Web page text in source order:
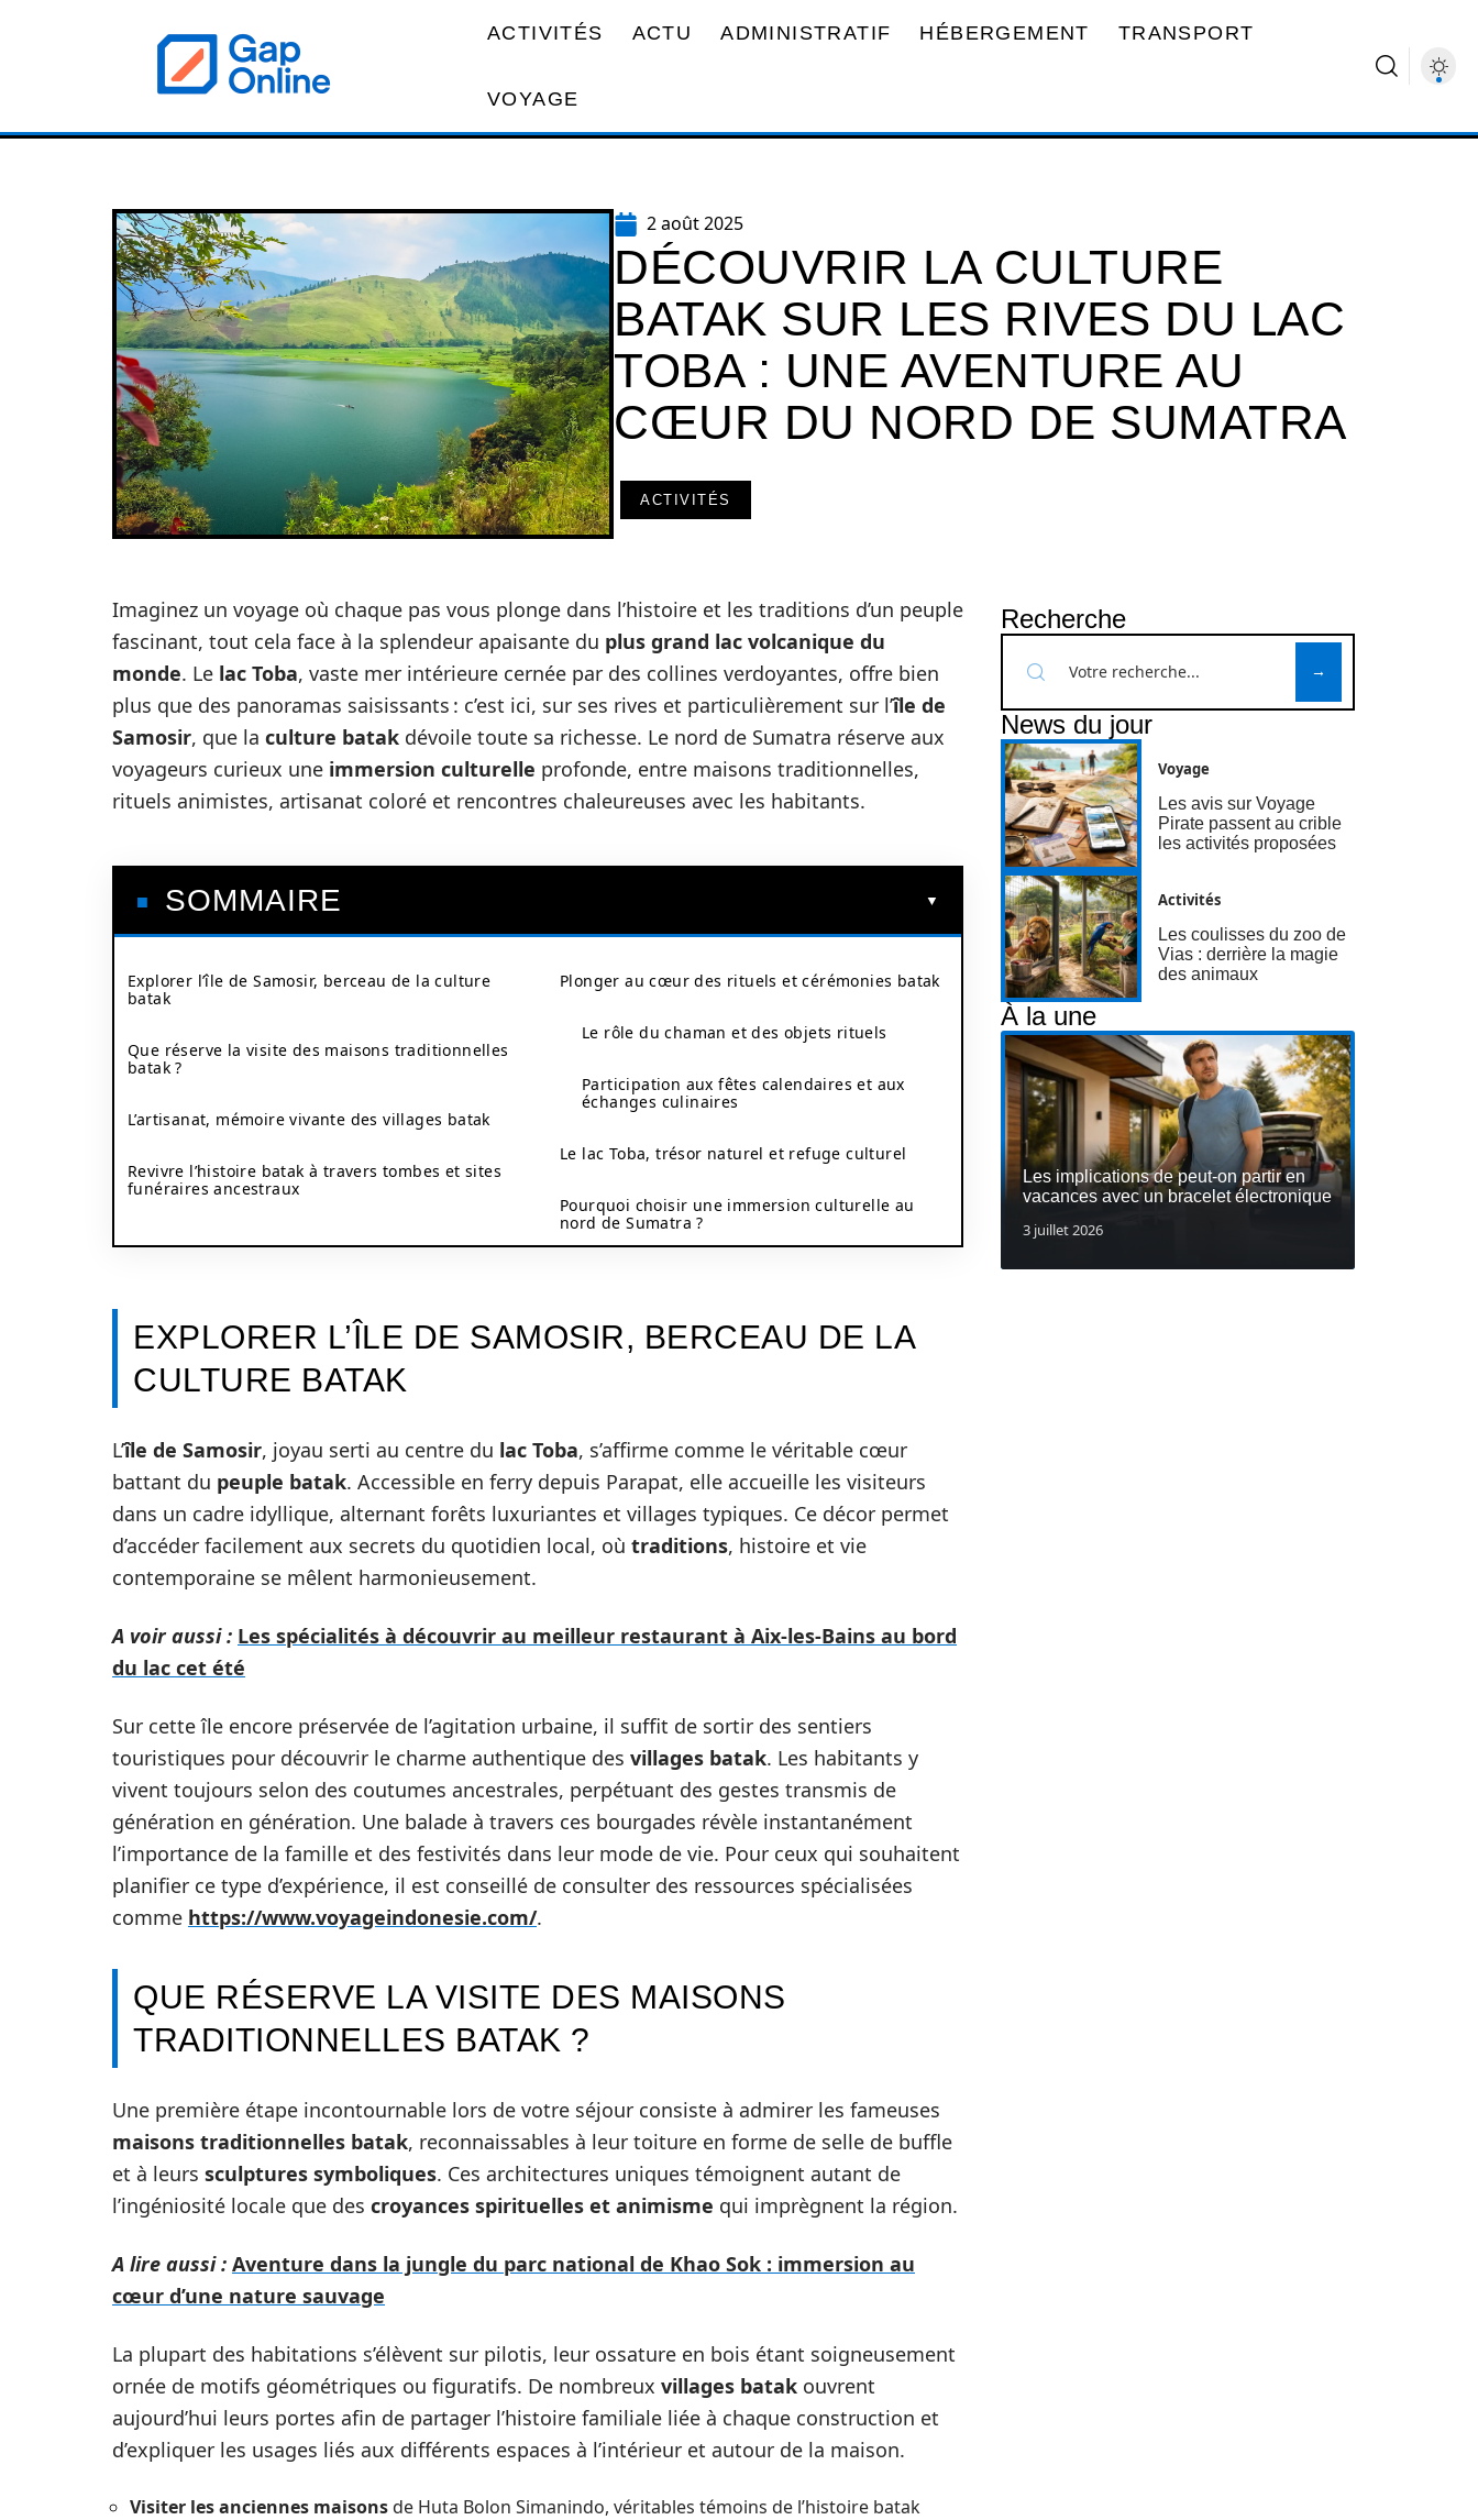
ACTIVITÉS ACTU ADMINISTRATIF HÉBERGEMENT TRANSPORT
VOYAGE
2 août 2025
DÉCOUVRIR LA CULTURE
BATAK SUR LES RIVES DU LAC
TOBA : UNE AVENTURE AU
CŒUR DU NORD DE SUMATRA
ACTIVITÉS
Imaginez un voyage où chaque pas vous plonge dans l’histoire et les traditions d’un peuple
fascinant, tout cela face à la splendeur apaisante du plus grand lac volcanique du
monde. Le lac Toba, vaste mer intérieure cernée par des collines verdoyantes, offre bien
plus que des panoramas saisissants : c’est ici, sur ses rives et particulièrement sur l’île de
Samosir, que la culture batak dévoile toute sa richesse. Le nord de Sumatra réserve aux
voyageurs curieux une immersion culturelle profonde, entre maisons traditionnelles,
rituels animistes, artisanat coloré et rencontres chaleureuses avec les habitants.
SOMMAIRE
Explorer l’île de Samosir, berceau de la culture
batak
Que réserve la visite des maisons traditionnelles
batak ?
L’artisanat, mémoire vivante des villages batak
Revivre l’histoire batak à travers tombes et sites
funéraires ancestraux
Plonger au cœur des rituels et cérémonies batak
Le rôle du chaman et des objets rituels
Participation aux fêtes calendaires et aux
échanges culinaires
Le lac Toba, trésor naturel et refuge culturel
Pourquoi choisir une immersion culturelle au
nord de Sumatra ?
EXPLORER L’ÎLE DE SAMOSIR, BERCEAU DE LA
CULTURE BATAK
L’île de Samosir, joyau serti au centre du lac Toba, s’affirme comme le véritable cœur
battant du peuple batak. Accessible en ferry depuis Parapat, elle accueille les visiteurs
dans un cadre idyllique, alternant forêts luxuriantes et villages typiques. Ce décor permet
d’accéder facilement aux secrets du quotidien local, où traditions, histoire et vie
contemporaine se mêlent harmonieusement.
A voir aussi : Les spécialités à découvrir au meilleur restaurant à Aix-les-Bains au bord
du lac cet été
Sur cette île encore préservée de l’agitation urbaine, il suffit de sortir des sentiers
touristiques pour découvrir le charme authentique des villages batak. Les habitants y
vivent toujours selon des coutumes ancestrales, perpétuant des gestes transmis de
génération en génération. Une balade à travers ces bourgades révèle instantanément
l’importance de la famille et des festivités dans leur mode de vie. Pour ceux qui souhaitent
planifier ce type d’expérience, il est conseillé de consulter des ressources spécialisées
comme https://www.voyageindonesie.com/.
QUE RÉSERVE LA VISITE DES MAISONS
TRADITIONNELLES BATAK ?
Une première étape incontournable lors de votre séjour consiste à admirer les fameuses
maisons traditionnelles batak, reconnaissables à leur toiture en forme de selle de buffle
et à leurs sculptures symboliques. Ces architectures uniques témoignent autant de
l’ingéniosité locale que des croyances spirituelles et animisme qui imprègnent la région.
A lire aussi : Aventure dans la jungle du parc national de Khao Sok : immersion au
cœur d’une nature sauvage
La plupart des habitations s’élèvent sur pilotis, leur ossature en bois étant soigneusement
ornée de motifs géométriques ou figuratifs. De nombreux villages batak ouvrent
aujourd’hui leurs portes afin de partager l’histoire familiale liée à chaque construction et
d’expliquer les usages liés aux différents espaces à l’intérieur et autour de la maison.
Visiter les anciennes maisonsde Huta Bolon Simanindo, véritables témoins de l’histoire batak
Recherche
News du jour
Voyage
Les avis sur Voyage
Pirate passent au crible
les activités proposées
Activités
Les coulisses du zoo de
Vias : derrière la magie
des animaux
À la une
Les implications de peut-on partir en
vacances avec un bracelet électronique
3 juillet 2026